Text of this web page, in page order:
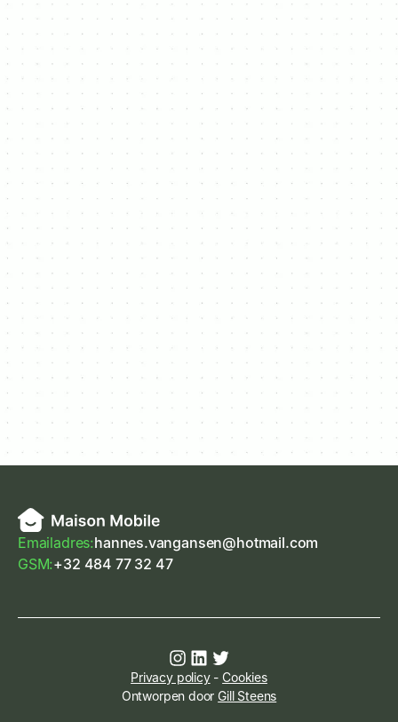
1654 Huizingen
Emailadres:hannes.vangansen@hotmail.com
GSM:+32 484 77 32 47
Privacy policy-Cookies
Ontworpen door Gill Steens